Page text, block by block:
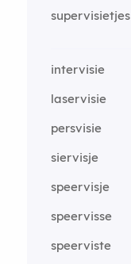
supervisietjes
intervisie
laservisie
persvisie
siervisje
speervisje
speervisse
speerviste